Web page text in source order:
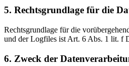
5. Rechtsgrundlage für die
Rechtsgrundlage für die
und der Logfiles ist Art. 6 Abs. 1 lit. f
6. Zweck der